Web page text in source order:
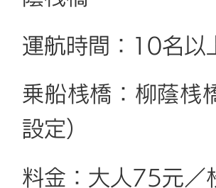
運航時間：10名以
乗船桟橋：柳蔭桟
設定）
料金：大人75元／